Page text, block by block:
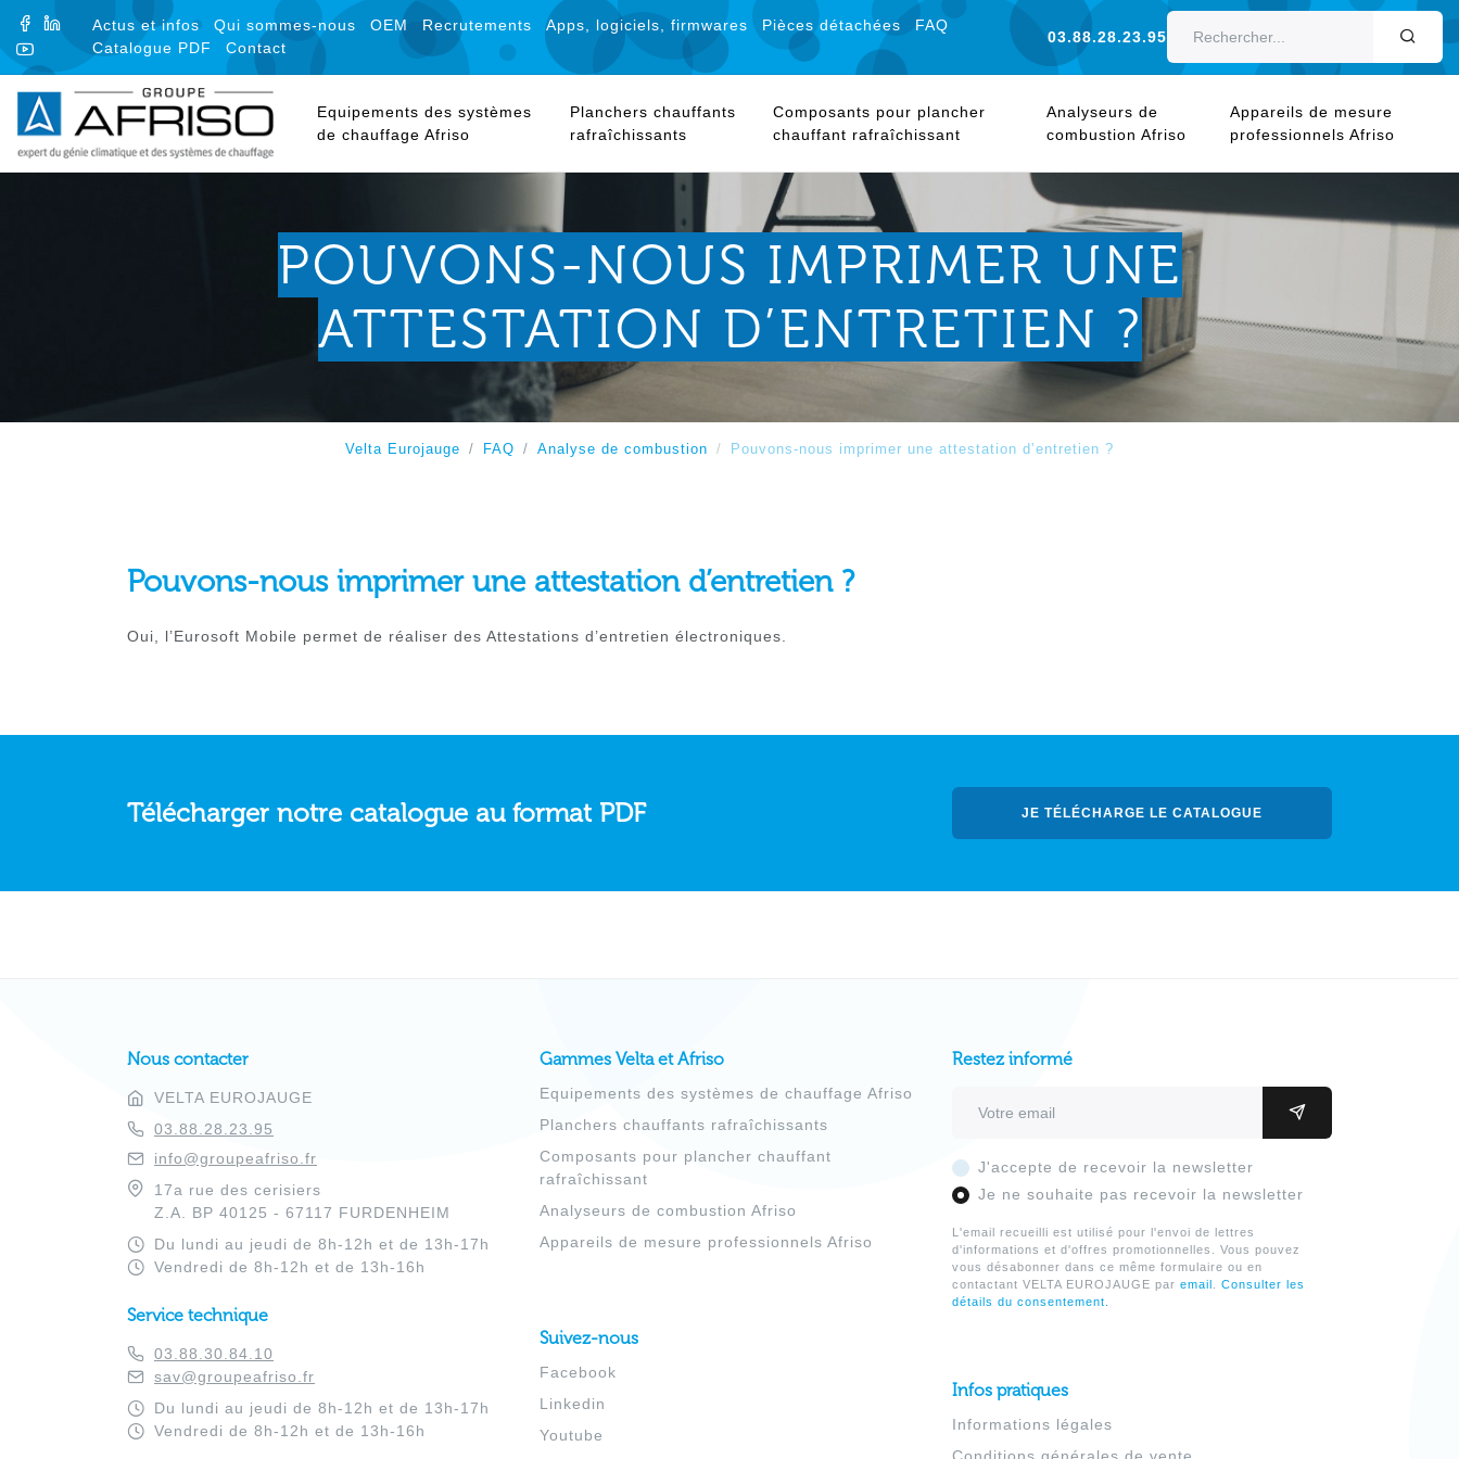
FACEBOOK
LINKEDIN
YOUTUBE
Actus et infos Qui sommes-nous OEM Recrutements Apps, logiciels, firmwares Pièces détachées
FAQ
Catalogue PDF
Contact
03.88.28.23.95
Equipements des systèmes
de chauffage Afriso
Planchers chauffants
rafraîchissants
Composants pour plancher
chauffant rafraîchissant
Analyseurs de
combustion Afriso
Appareils de mesure
professionnels Afriso
POUVONS-NOUS IMPRIMER UNE
ATTESTATION D’ENTRETIEN ?
Velta Eurojauge FAQ Analyse de combustion Pouvons-nous imprimer une attestation d’entretien ?
Pouvons-nous imprimer une attestation d’entretien ?
Oui, l’Eurosoft Mobile permet de réaliser des Attestations d’entretien électroniques.
Télécharger notre catalogue au format PDF JE TÉLÉCHARGE LE CATALOGUE
Nous contacter
VELTA EUROJAUGE
03.88.28.23.95
info@groupeafriso.fr
17a rue des cerisiers
Z.A. BP 40125 - 67117 FURDENHEIM
Du lundi au jeudi de 8h-12h et de 13h-17h
Vendredi de 8h-12h et de 13h-16h
Service technique
03.88.30.84.10
sav@groupeafriso.fr
Du lundi au jeudi de 8h-12h et de 13h-17h
Vendredi de 8h-12h et de 13h-16h
Gammes Velta et Afriso
Equipements des systèmes de chauffage Afriso
Planchers chauffants rafraîchissants
Composants pour plancher chauffant
rafraîchissant
Analyseurs de combustion Afriso
Appareils de mesure professionnels Afriso
Suivez-nous
Facebook
Linkedin
Youtube
Restez informé
J'accepte de recevoir la newsletter
Je ne souhaite pas recevoir la newsletter
L'email recueilli est utilisé pour l'envoi de lettres
d'informations et d'offres promotionnelles. Vous pouvez
vous désabonner dans ce même formulaire ou en
contactant VELTA EUROJAUGE par email
Consulter les
détails du consentement.
Infos pratiques
Informations légales